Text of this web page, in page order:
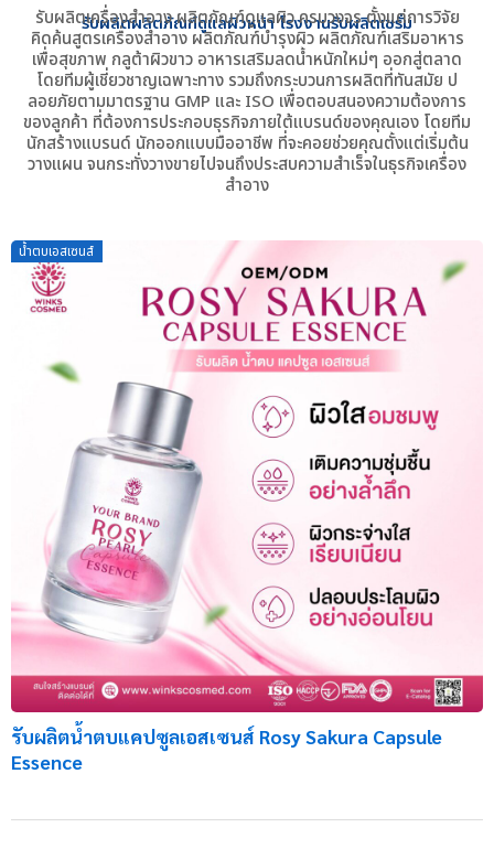
รับผลิตผลิตภัณฑ์ดูแลผิวหน้า โรงงานรับผลิตเซรั่ม
รับผลิตเครื่องสำอาง ผลิตภัณฑ์ดูแลผิว ครบวงจร ตั้งแต่การวิจัย
คิดค้นสูตรเครื่องสำอาง ผลิตภัณฑ์บำรุงผิว ผลิตภัณฑ์เสริมอาหาร
เพื่อสุขภาพ กลูต้าผิวขาว อาหารเสริมลดน้ำหนักใหม่ๆ ออกสู่ตลาด
โดยทีมผู้เชี่ยวชาญเฉพาะทาง รวมถึงกระบวนการผลิตที่ทันสมัย ป
ลอยภัยตามมาตรฐาน GMP และ ISO เพื่อตอบสนองความต้องการ
ของลูกค้า ที่ต้องการประกอบธุรกิจภายใต้แบรนด์ของคุณเอง โดยทีม
นักสร้างแบรนด์ นักออกแบบมืออาชีพ ที่จะคอยช่วยคุณตั้งแต่เริ่มต้น
วางแผน จนกระทั่งวางขายไปจนถึงประสบความสำเร็จในธุรกิจเครื่อง
สำอาง
น้ำตบเอสเซนส์
รับผลิตน้ำตบแคปซูลเอสเซนส์ Rosy Sakura Capsule
Essence